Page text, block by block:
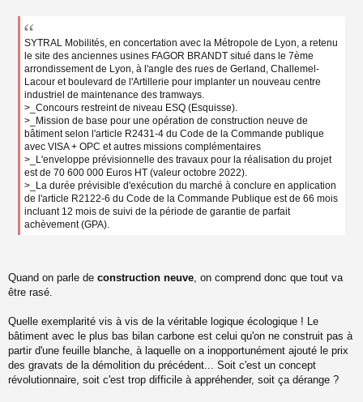
SYTRAL Mobilités, en concertation avec la Métropole de Lyon, a retenu
le site des anciennes usines FAGOR BRANDT situé dans le 7ème
arrondissement de Lyon, à l'angle des rues de Gerland, Challemel-
Lacour et boulevard de l'Artillerie pour implanter un nouveau centre
industriel de maintenance des tramways.
>_Concours restreint de niveau ESQ (Esquisse).
>_Mission de base pour une opération de construction neuve de
bâtiment selon l'article R2431-4 du Code de la Commande publique
avec VISA + OPC et autres missions complémentaires
>_L'enveloppe prévisionnelle des travaux pour la réalisation du projet
est de 70 600 000 Euros HT (valeur octobre 2022).
>_La durée prévisible d'exécution du marché à conclure en application
de l'article R2122-6 du Code de la Commande Publique est de 66 mois
incluant 12 mois de suivi de la période de garantie de parfait
achèvement (GPA).
Quand on parle de construction neuve, on comprend donc que tout va
être rasé.
Quelle exemplarité vis à vis de la véritable logique écologique ! Le
bâtiment avec le plus bas bilan carbone est celui qu'on ne construit pas à
partir d'une feuille blanche, à laquelle on a inopportunément ajouté le prix
des gravats de la démolition du précédent... Soit c'est un concept
révolutionnaire, soit c'est trop difficile à appréhender, soit ça dérange ?